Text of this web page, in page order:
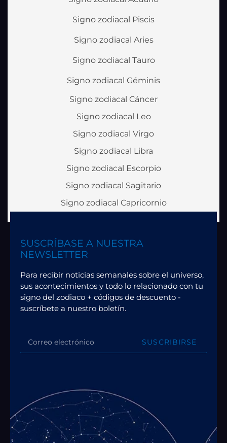
Signo zodiacal Piscis
Signo zodiacal Aries
Signo zodiacal Tauro
Signo zodiacal Géminis
Signo zodiacal Cáncer
Signo zodiacal Leo
Signo zodiacal Virgo
Signo zodiacal Libra
Signo zodiacal Escorpio
Signo zodiacal Sagitario
Signo zodiacal Capricornio
SUSCRÍBASE A NUESTRA
NEWSLETTER
Para recibir noticias semanales sobre el universo,
sus acontecimientos y todo lo relacionado con tu
signo del zodiaco + códigos de descuento -
suscríbete a nuestro boletín.
SUSCRIBIRSE